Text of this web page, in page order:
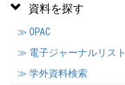
資料を探す
≫ OPAC
≫ 電子ジャーナルリスト
≫ 学外資料検索